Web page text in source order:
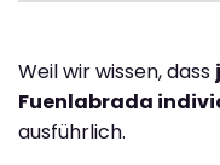
Weil wir wissen, dass
Fuenlabrada
ausführlich.